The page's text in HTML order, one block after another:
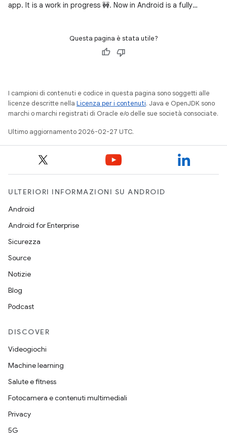
app. It is a work in progress 🚧. Now in Android is a fully
Questa pagina è stata utile?
I campioni di contenuti e codice in questa pagina sono soggetti alle
licenze descritte nella Licenza per i contenuti. Java e OpenJDK sono
marchi o marchi registrati di Oracle e/o delle sue società consociate.
Ultimo aggiornamento 2026-02-27 UTC.
ULTERIORI INFORMAZIONI SU ANDROID
Android
Android for Enterprise
Sicurezza
Source
Notizie
Blog
Podcast
DISCOVER
Videogiochi
Machine learning
Salute e fitness
Fotocamera e contenuti multimediali
Privacy
5G